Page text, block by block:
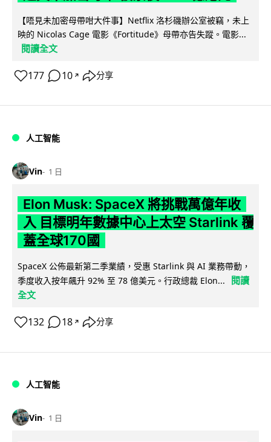
【唔見未加密母帶咁大件事】Netflix 洛杉磯辦公室被竊，未上
映的 Nicolas Cage 電影《Fortitude》母帶亦告失蹤。電影...
閱讀全文
177 10 ↗ 分享
人工智能
Vin 1 日
Elon Musk: SpaceX 將挑戰萬億年收
入 目標明年數據中心上太空 Starlink 覆
蓋全球170國
SpaceX 公佈最新第二季業績，受惠 Starlink 與 AI 業務帶動，
季度收入按年飆升 92% 至 78 億美元。行政總裁 Elon...
閱讀
全文
132 18 ↗ 分享
人工智能
Vin 1 日